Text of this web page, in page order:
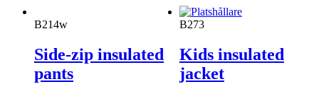
B214w
Side-zip insulated
pants
B273
Kids insulated
jacket